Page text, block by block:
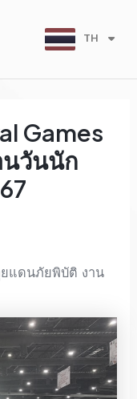
TH
EN
Games
วันนัก
ยแดนภัยพิบัติ งาน